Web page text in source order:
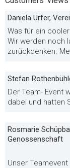
Daniela Urfer,
Was für ein
Wir werden noch
zurückdenken.
Stefan
Der Team- Event
dabei und hatten
Rosmarie
Genossenschaft
Unser